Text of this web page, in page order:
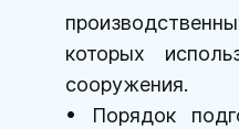
которых
сооружения.
Порядок